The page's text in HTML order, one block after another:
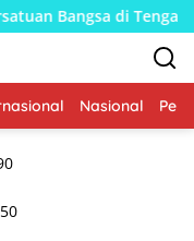
Derasnya
Nasional